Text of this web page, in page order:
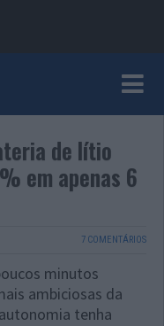
de lítio
em apenas 6
7 COMENTÁRIOS
minutos
ambiciosas da
tenha